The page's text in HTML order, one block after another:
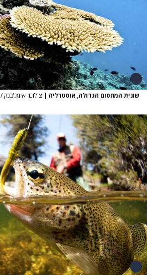
שונית המחסום הגדולה, אוסטרליה | צילום: אימג'בנק / Thinkstock